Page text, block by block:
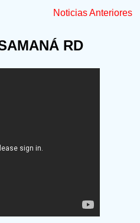
Noticias Anteriores
RD